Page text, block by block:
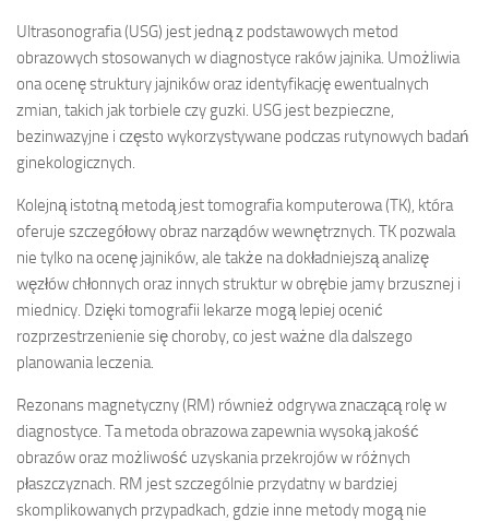
Ultrasonografia (USG) jest jedną z podstawowych metod
obrazowych stosowanych w diagnostyce raków jajnika. Umożliwia
ona ocenę struktury jajników oraz identyfikację ewentualnych
zmian, takich jak torbiele czy guzki. USG jest bezpieczne,
bezinwazyjne i często wykorzystywane podczas rutynowych badań
ginekologicznych.
Kolejną istotną metodą jest tomografia komputerowa (TK), która
oferuje szczegółowy obraz narządów wewnętrznych. TK pozwala
nie tylko na ocenę jajników, ale także na dokładniejszą analizę
węzłów chłonnych oraz innych struktur w obrębie jamy brzusznej i
miednicy. Dzięki tomografii lekarze mogą lepiej ocenić
rozprzestrzenienie się choroby, co jest ważne dla dalszego
planowania leczenia.
Rezonans magnetyczny (RM) również odgrywa znaczącą rolę w
diagnostyce. Ta metoda obrazowa zapewnia wysoką jakość
obrazów oraz możliwość uzyskania przekrojów w różnych
płaszczyznach. RM jest szczególnie przydatny w bardziej
skomplikowanych przypadkach, gdzie inne metody mogą nie